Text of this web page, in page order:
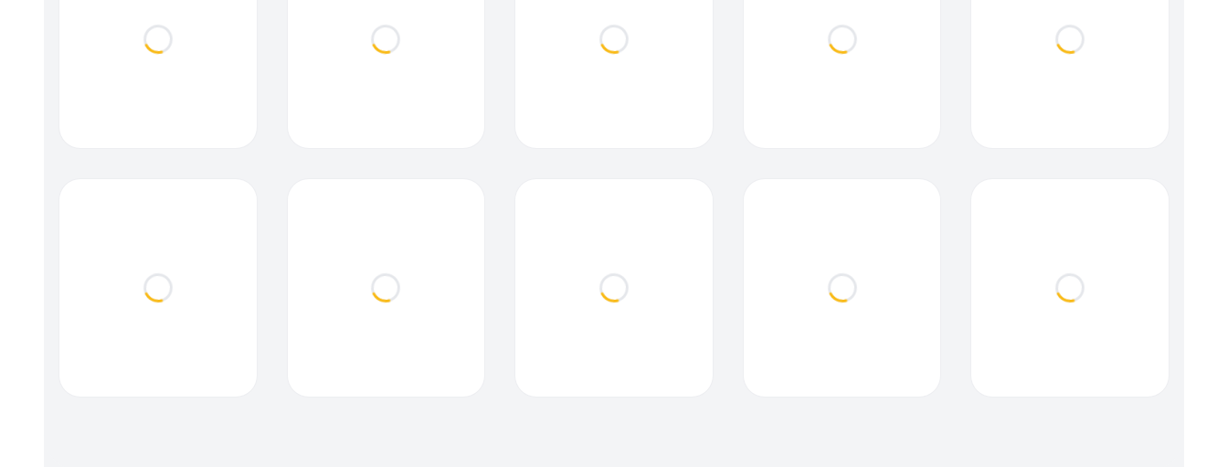
Loading... Loading... Loading... Loading... Loading...
Loading... Loading... Loading... Loading... Loading...